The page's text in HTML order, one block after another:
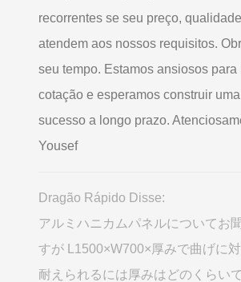
recorrentes se seu preço,
atendem aos nossos requisitos.
seu tempo. Estamos ansiosos para
cotação e esperamos construir
sucesso a longo prazo.
Yousef
Dragão Rápido Disse:
アルミハニカムパネルについてお
すが L1500×W700×厚みで曲げに
耐えられるには厚みはどのくらい